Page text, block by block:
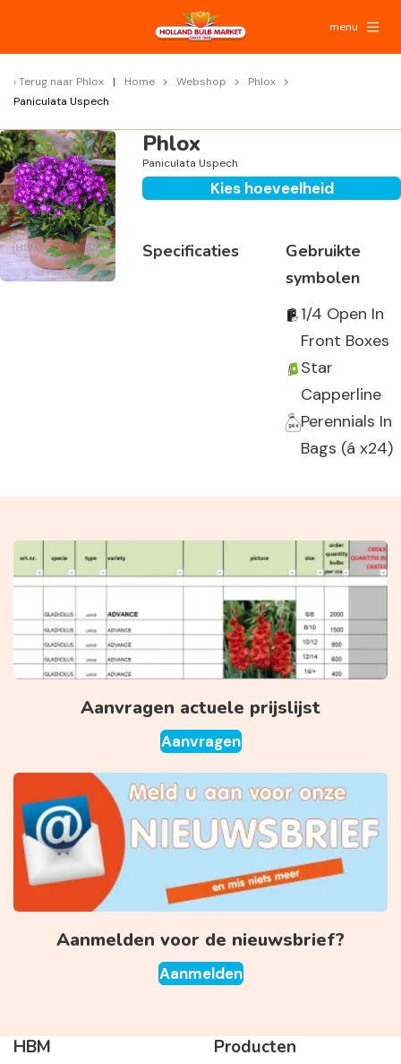
menu
Terug naar Phlox Home Webshop
Phlox
Paniculata Uspech
Phlox
Paniculata Uspech
Kies hoeveelheid
Specificaties
Gebruikte
symbolen
1/4 Open In
Front Boxes
Star
Capperline
Perennials In
Bags (á x24)
Aanvragen actuele prijslijst
Aanvragen
Aanmelden voor de nieuwsbrief?
Aanmelden
HBM Producten